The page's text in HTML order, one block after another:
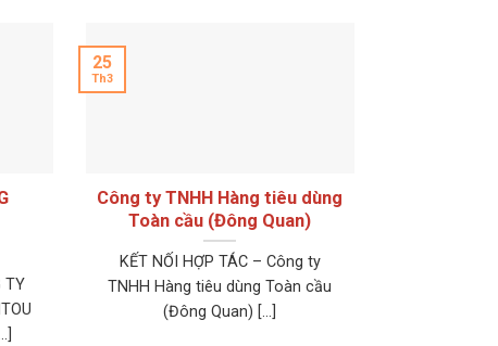
TY
Công ty TNHH Hàng tiêu dùng
Toàn cầu (Đông Quan)
KẾT NỐI HỢP TÁC – Công ty
TNHH Hàng tiêu dùng Toàn cầu
(Đông Quan) [...]
25
Th3